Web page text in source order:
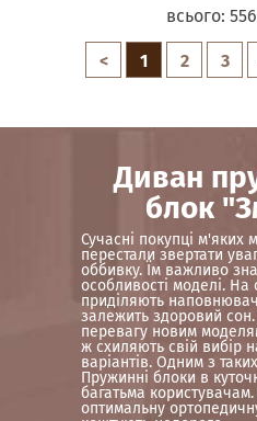
всього: 556
< 1 2 3
Диван
блок
Сучасні покупці м'яких
перестали звертати
оббивку. Їм важливо
особливості моделі. На
приділяють
залежить здоровий
перевагу новим
ж схиляють свій вибір
варіантів. Одним з
Пружинні блоки в
багатьма
оптимальну